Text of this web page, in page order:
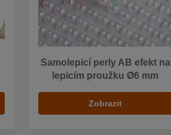
Samolepicí perly AB efekt na
lepicím proužku Ø6 mm
Zobrazit